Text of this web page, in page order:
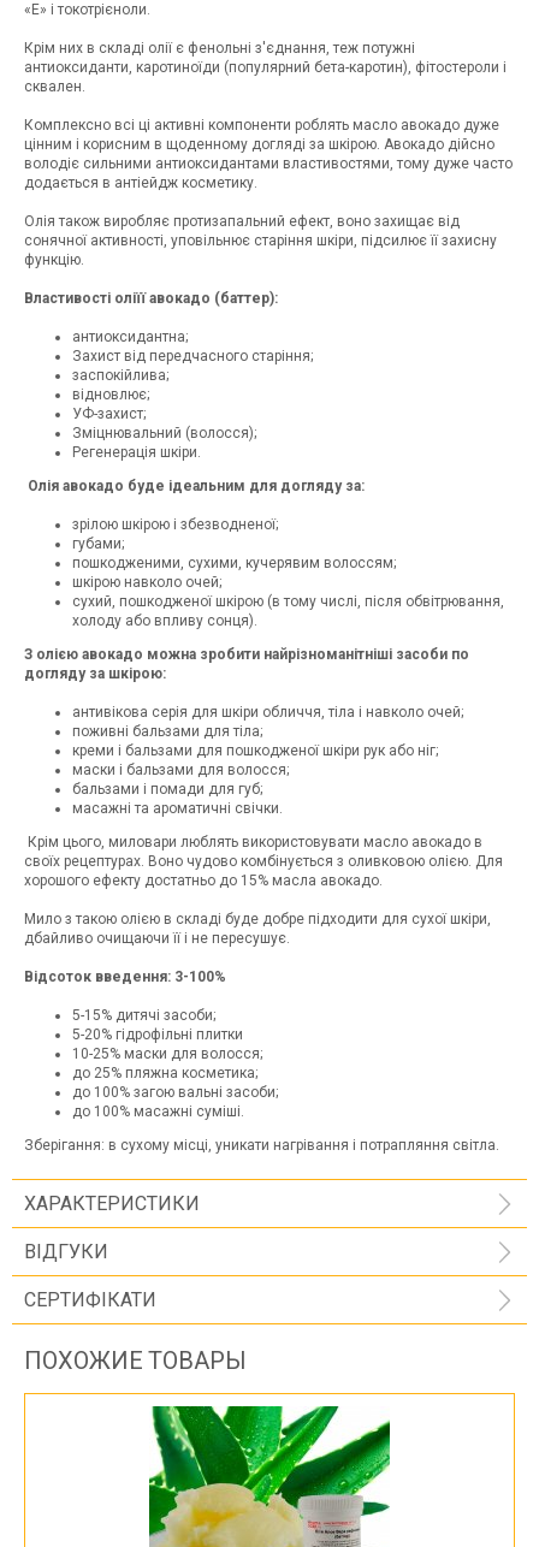
«Е» і токотрієноли.
Крім них в складі олії є фенольні з'єднання, теж потужні
антиоксиданти, каротиноїди (популярний бета-каротин), фітостероли і
сквален.
Комплексно всі ці активні компоненти роблять масло авокадо дуже
цінним і корисним в щоденному догляді за шкірою. Авокадо дійсно
володіє сильними антиоксидантами властивостями, тому дуже часто
додається в антіейдж косметику.
Олія також виробляє протизапальний ефект, воно захищає від
сонячної активності, уповільнює старіння шкіри, підсилює її захисну
функцію.
Властивості оліїїавокадо (баттер):
антиоксидантна;
Захист від передчасного старіння;
заспокійлива;
відновлює;
УФ-захист;
Зміцнювальний (волосся);
Регенерація шкіри.
Олія авокадо буде ідеальним для догляду за:
зрілою шкірою і збезводненої;
губами;
пошкодженими, сухими, кучерявим волоссям;
шкірою навколо очей;
сухий, пошкодженої шкірою (в тому числі, після обвітрювання,
холоду або впливу сонця).
З олією авокадо можна зробити найрізноманітніші засоби по
догляду за шкірою:
антивікова серія для шкіри обличчя, тіла і навколо очей;
поживні бальзами для тіла;
креми і бальзами для пошкодженої шкіри рук або ніг;
маски і бальзами для волосся;
бальзами і помади для губ;
масажні та ароматичні свічки.
Крім цього, миловари люблять використовувати масло авокадо в
своїх рецептурах. Воно чудово комбінується з оливковою олією. Для
хорошого ефекту достатньо до 15% масла авокадо.
Мило з такою олією в складі буде добре підходити для сухої шкіри,
дбайливо очищаючи її і не пересушує.
Відсоток введення: 3-100%
5-15% дитячі засоби;
5-20% гідрофільні плитки
10-25% маски для волосся;
до 25% пляжна косметика;
до 100% загою вальні засоби;
до 100% масажні суміші.
Зберігання: в сухому місці, уникати нагрівання і потрапляння світла.
ХАРАКТЕРИСТИКИ
ВІДГУКИ
СЕРТИФІКАТИ
ПОХОЖИЕ ТОВАРЫ